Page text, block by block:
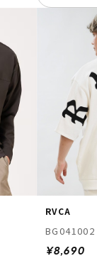
RVCA
BG041002
¥8,690